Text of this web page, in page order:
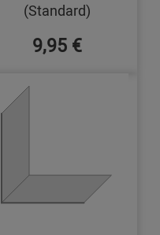
(Standard)
9,95 €